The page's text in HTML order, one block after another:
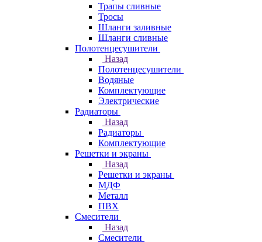
Трапы сливные
Тросы
Шланги заливные
Шланги сливные
Полотенцесушители
Назад
Полотенцесушители
Водяные
Комплектующие
Электрические
Радиаторы
Назад
Радиаторы
Комплектующие
Решетки и экраны
Назад
Решетки и экраны
МДФ
Металл
ПВХ
Смесители
Назад
Смесители